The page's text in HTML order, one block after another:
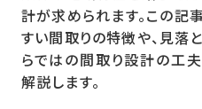
計が求められます。この記
すい間取りの特徴や、見落
らではの間取り設計の工
解説します。